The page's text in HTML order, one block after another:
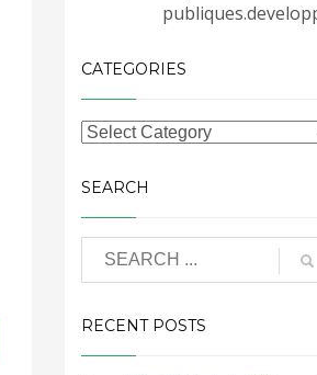
CATEGORIES
SEARCH
RECENT POSTS